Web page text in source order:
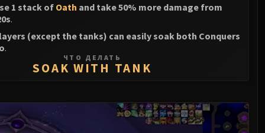
1 stack of Oath and take 50% more damage from
.
(except the tanks) can easily soak both Conquers
.
ЧТО ДЕЛАТЬ
SOAK WITH TANK